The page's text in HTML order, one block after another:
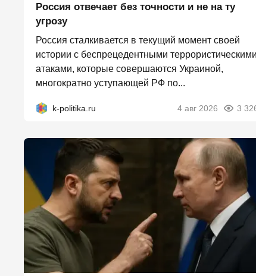
Россия отвечает без точности и не на ту
угрозу
Россия сталкивается в текущий момент своей
истории с беспрецедентными террористическими
атаками, которые совершаются Украиной,
многократно уступающей РФ по...
k-politika.ru 4 авг 2026 3